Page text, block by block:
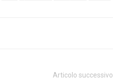
Articolo successivo